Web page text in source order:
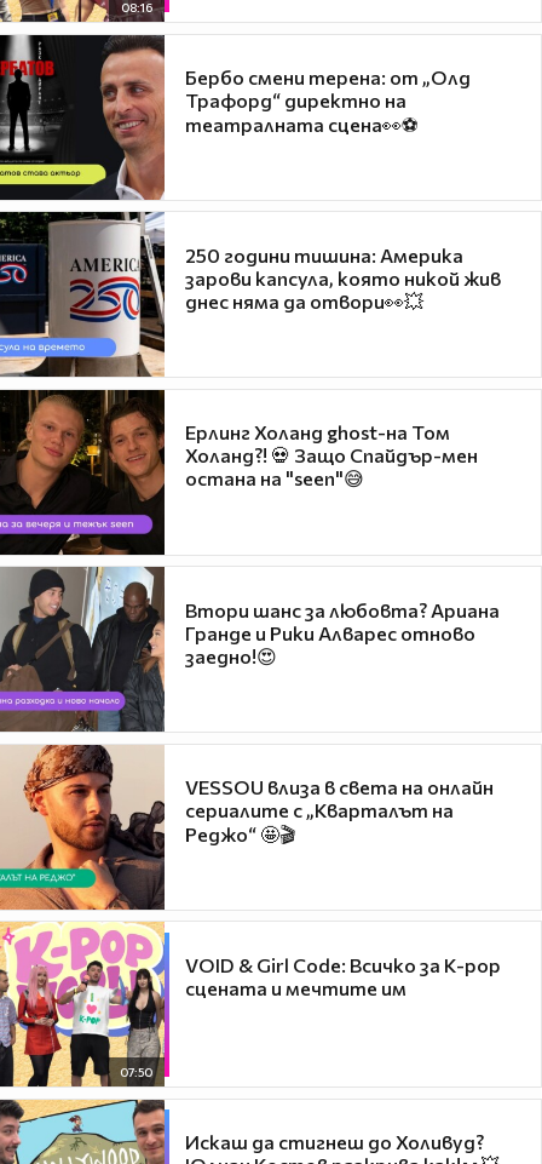
08:16
Бербо смени терена: от „Олд
Трафорд“ директно на
театралната сцена👀⚽
250 години тишина: Америка
зарови капсула, която никой жив
днес няма да отвори👀💥
Ерлинг Холанд ghost-на Том
Холанд?! 💀 Защо Спайдър-мен
остана на "seen"😅
Втори шанс за любовта? Ариана
Гранде и Рики Алварес отново
заедно!😍
VESSOU влиза в света на онлайн
сериалите с „Кварталът на
Реджо“ 🤩🎬
07:50
VOID & Girl Code: Всичко за K-pop
сцената и мечтите им
Искаш да стигнеш до Холивуд?